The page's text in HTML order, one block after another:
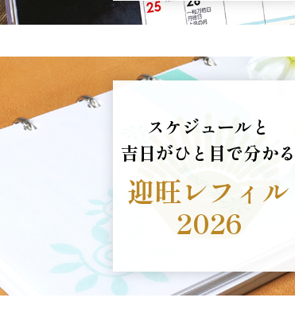
スケジュールと
吉日がひと目で分かる
迎旺レフィル
2026